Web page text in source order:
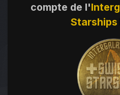
compte de l'
Starships